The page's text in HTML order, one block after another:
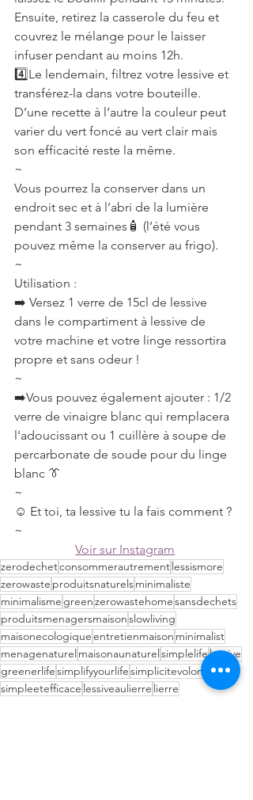
Ensuite, retirez la casserole du feu et
couvrez le mélange pour le laisser
infuser pendant au moins 12h.
4️⃣Le lendemain, filtrez votre lessive et
transférez-la dans votre bouteille.
D’une recette à l’autre la couleur peut
varier du vert foncé au vert clair mais
son efficacité reste la même.
~
Vous pourrez la conserver dans un
endroit sec et à l’abri de la lumière
pendant 3 semaines🧴 (l’été vous
pouvez même la conserver au frigo).
~
Utilisation :
➡️ Versez 1 verre de 15cl de lessive
dans le compartiment à lessive de
votre machine et votre linge ressortira
propre et sans odeur !
~
➡️Vous pouvez également ajouter : 1/2
verre de vinaigre blanc qui remplacera
l'adoucissant ou 1 cuillère à soupe de
percarbonate de soude pour du linge
blanc 👔
~
☺️ Et toi, ta lessive tu la fais comment ?
~
Voir sur Instagram
zerodechetconsommerautrementlessismore
zerowaste produitsnaturelsminimaliste
minimalisme greenzerowastehomesansdechets
produitsmenagersmaisonslowliving
maisonecologiqueentretienmaison minimalist
menagenaturel maisonaunaturelsimplelifelessive
greenerlifesimplifyyourlifesimplicitevolontaire
simpleetefficace lessiveaulierre lierre